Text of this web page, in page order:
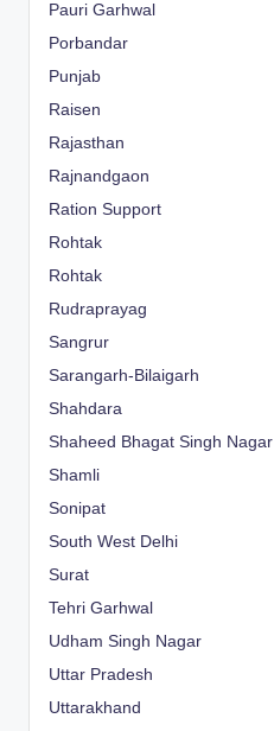
Pauri Garhwal
Porbandar
Punjab
Raisen
Rajasthan
Rajnandgaon
Ration Support
Rohtak
Rohtak
Rudraprayag
Sangrur
Sarangarh-Bilaigarh
Shahdara
Shaheed Bhagat Singh Nagar
Shamli
Sonipat
South West Delhi
Surat
Tehri Garhwal
Udham Singh Nagar
Uttar Pradesh
Uttarakhand